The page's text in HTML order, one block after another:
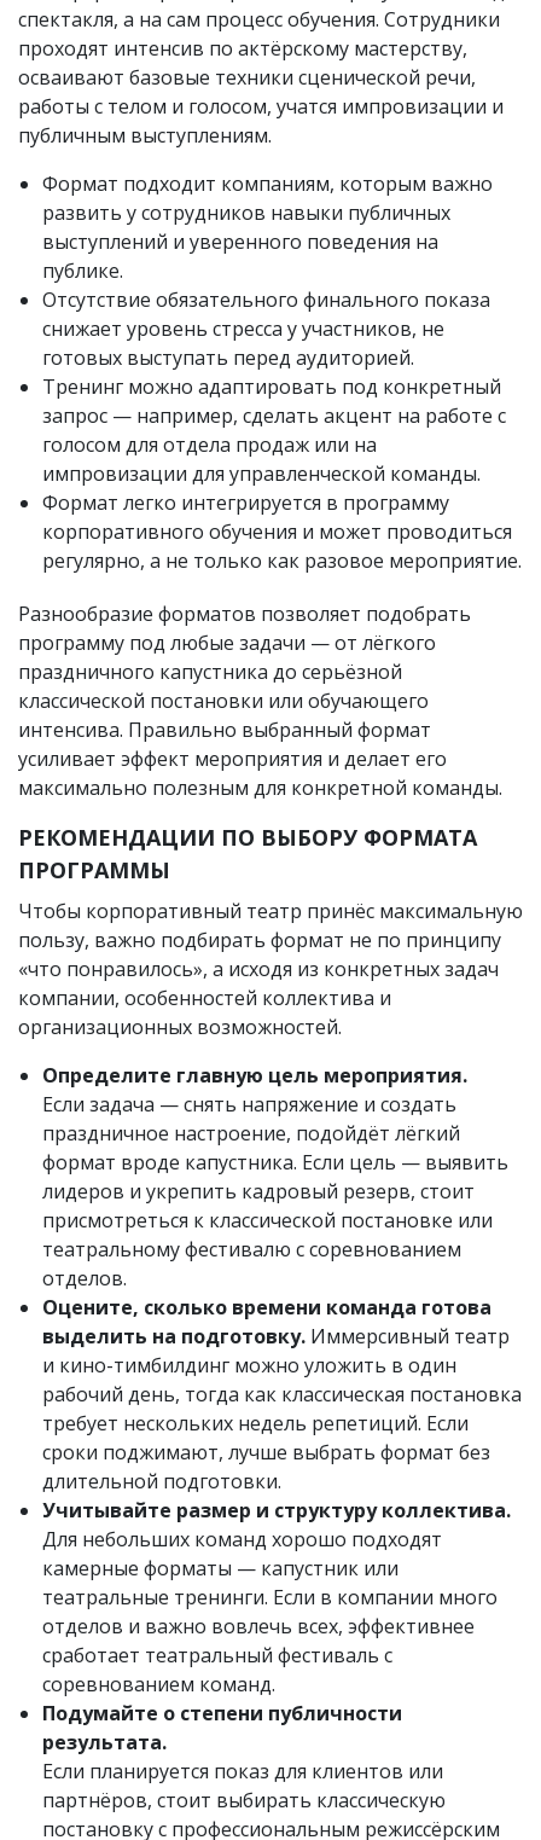
спектакля, а на сам процесс обучения. Сотрудники
проходят интенсив по актёрскому мастерству,
осваивают базовые техники сценической речи,
работы с телом и голосом, учатся импровизации и
публичным выступлениям.
Формат подходит компаниям, которым важно
развить у сотрудников навыки публичных
выступлений и уверенного поведения на
публике.
Отсутствие обязательного финального показа
снижает уровень стресса у участников, не
готовых выступать перед аудиторией.
Тренинг можно адаптировать под конкретный
запрос — например, сделать акцент на работе с
голосом для отдела продаж или на
импровизации для управленческой команды.
Формат легко интегрируется в программу
корпоративного обучения и может проводиться
регулярно, а не только как разовое мероприятие.
Разнообразие форматов позволяет подобрать
программу под любые задачи — от лёгкого
праздничного капустника до серьёзной
классической постановки или обучающего
интенсива. Правильно выбранный формат
усиливает эффект мероприятия и делает его
максимально полезным для конкретной команды.
РЕКОМЕНДАЦИИ ПО ВЫБОРУ ФОРМАТА
ПРОГРАММЫ
Чтобы корпоративный театр принёс максимальную
пользу, важно подбирать формат не по принципу
«что понравилось», а исходя из конкретных задач
компании, особенностей коллектива и
организационных возможностей.
Определите главную цель мероприятия.
Если задача — снять напряжение и создать
праздничное настроение, подойдёт лёгкий
формат вроде капустника. Если цель — выявить
лидеров и укрепить кадровый резерв, стоит
присмотреться к классической постановке или
театральному фестивалю с соревнованием
отделов.
Оцените, сколько времени команда готова
выделить на подготовку. Иммерсивный театр
и кино-тимбилдинг можно уложить в один
рабочий день, тогда как классическая постановка
требует нескольких недель репетиций. Если
сроки поджимают, лучше выбрать формат без
длительной подготовки.
Учитывайте размер и структуру коллектива.
Для небольших команд хорошо подходят
камерные форматы — капустник или
театральные тренинги. Если в компании много
отделов и важно вовлечь всех, эффективнее
сработает театральный фестиваль с
соревнованием команд.
Подумайте о степени публичности
результата.
Если планируется показ для клиентов или
партнёров, стоит выбирать классическую
постановку с профессиональным режиссёрским